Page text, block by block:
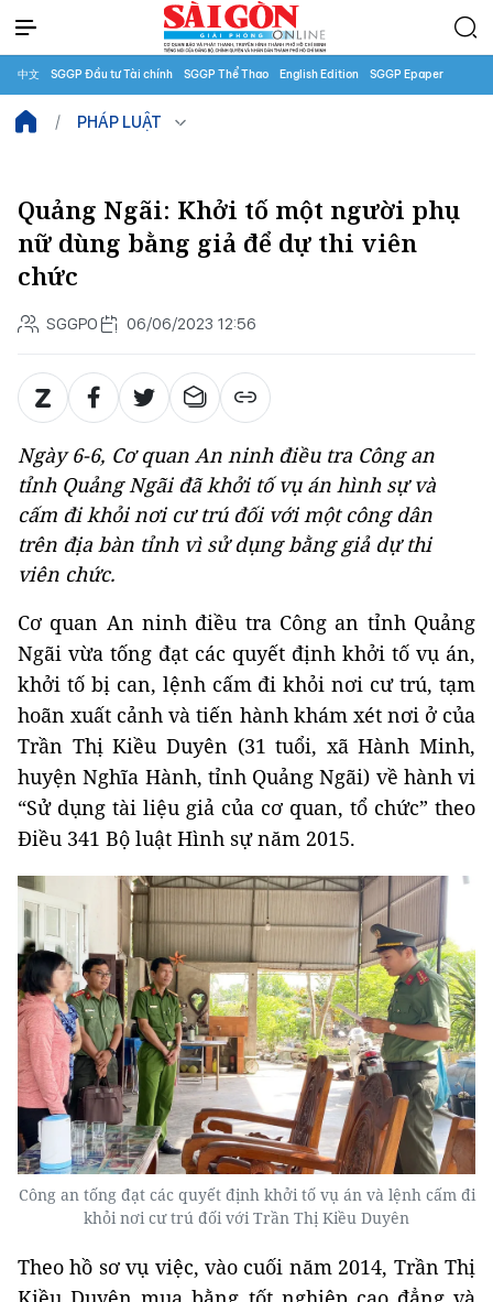
中文 SGGP Đầu tư Tài chính SGGP Thể Thao English Edition SGGP Epaper
PHÁP LUẬT
Quảng Ngãi: Khởi tố một người phụ
nữ dùng bằng giả để dự thi viên
chức
SGGPO 06/06/2023 12:56
Ngày 6-6, Cơ quan An ninh điều tra Công an
tỉnh Quảng Ngãi đã khởi tố vụ án hình sự và
cấm đi khỏi nơi cư trú đối với một công dân
trên địa bàn tỉnh vì sử dụng bằng giả dự thi
viên chức.
Cơ quan An ninh điều tra Công an tỉnh Quảng
Ngãi vừa tống đạt các quyết định khởi tố vụ án,
khởi tố bị can, lệnh cấm đi khỏi nơi cư trú, tạm
hoãn xuất cảnh và tiến hành khám xét nơi ở của
Trần Thị Kiều Duyên (31 tuổi, xã Hành Minh,
huyện Nghĩa Hành, tỉnh Quảng Ngãi) về hành vi
“Sử dụng tài liệu giả của cơ quan, tổ chức” theo
Điều 341 Bộ luật Hình sự năm 2015.
Công an tống đạt các quyết định khởi tố vụ án và lệnh cấm đi
khỏi nơi cư trú đối với Trần Thị Kiều Duyên
Theo hồ sơ vụ việc, vào cuối năm 2014, Trần Thị